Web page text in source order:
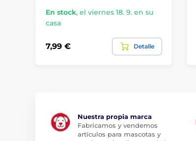
En stock, el viernes 18. 9. en su
casa
7,99 € Detalle
Nuestra propia marca
Fabricamos y vendemos
artículos para mascotas y